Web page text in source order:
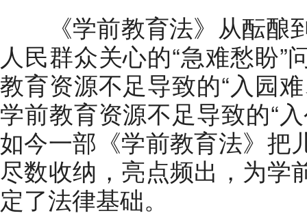
《学前教育法》从酝酿
人民群众关心的“急难愁盼
教育资源不足导致的“入园
学前教育资源不足导致的“
如今一部《学前教育法》把
尽数收纳，亮点频出，为学
定了法律基础。